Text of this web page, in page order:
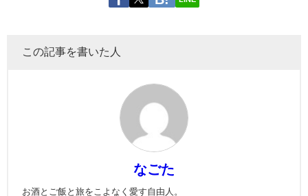
この記事を書いた人
なごた
お酒とご飯と旅をこよなく愛す自由人。